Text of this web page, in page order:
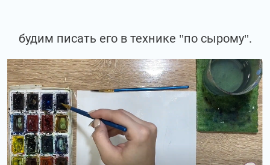
будим писать его в технике "по сырому".